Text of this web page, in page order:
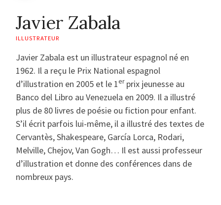
Javier Zabala
ILLUSTRATEUR
Javier Zabala est un illustrateur espagnol né en
1962. Il a reçu le Prix National espagnol
d’illustration en 2005 et le 1erprix jeunesse au
Banco del Libro au Venezuela en 2009. Il a illustré
plus de 80 livres de poésie ou fiction pour enfant.
S’il écrit parfois lui-même, il a illustré des textes de
Cervantès, Shakespeare, García Lorca, Rodari,
Melville, Chejov, Van Gogh… Il est aussi professeur
d’illustration et donne des conférences dans de
nombreux pays.